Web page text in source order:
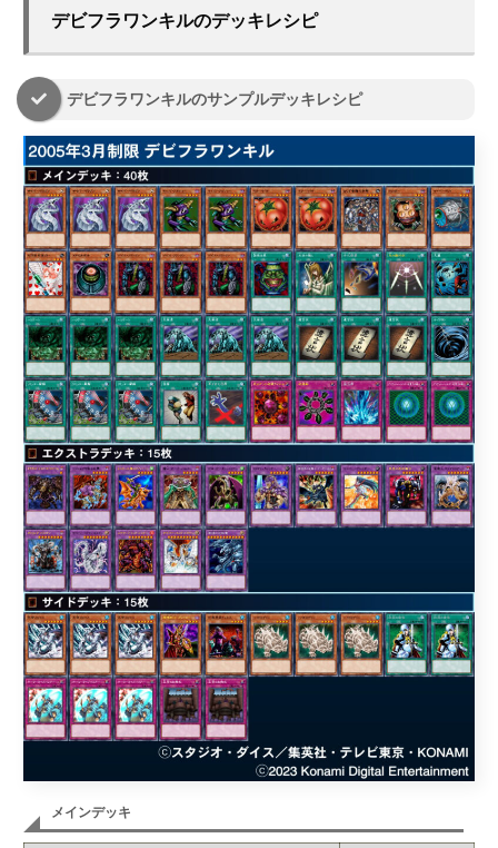
デビフラワンキルのデッキレシピ
デビフラワンキルのサンプルデッキレシピ
メインデッキ